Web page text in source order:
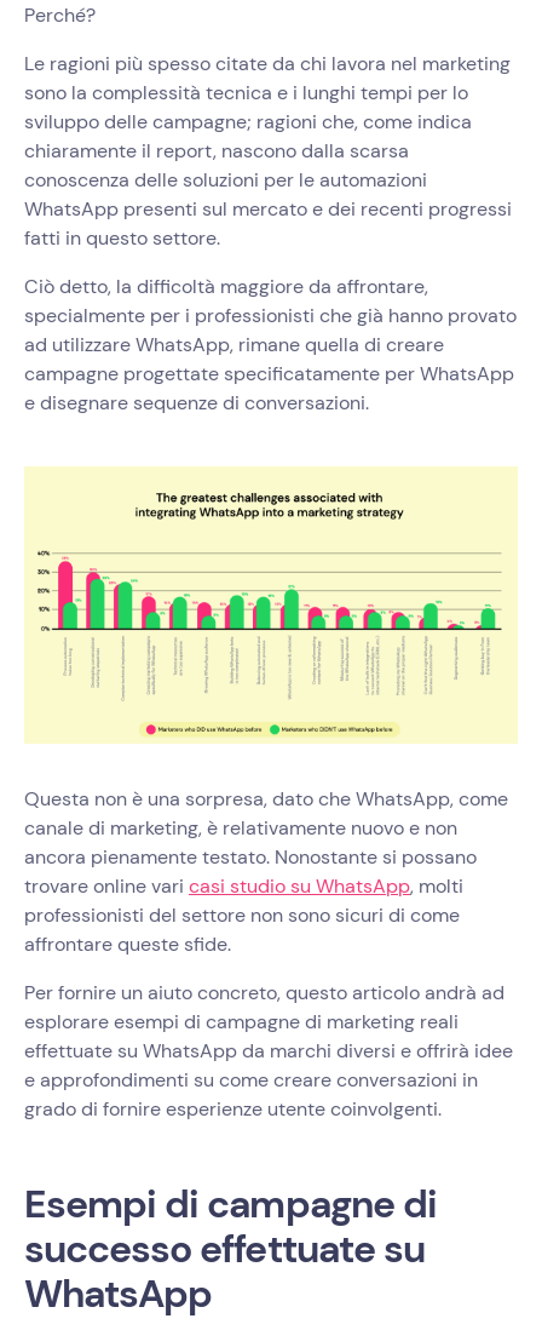
Perché?
Le ragioni più spesso citate da chi lavora nel marketing
sono la complessità tecnica e i lunghi tempi per lo
sviluppo delle campagne; ragioni che, come indica
chiaramente il report, nascono dalla scarsa
conoscenza delle soluzioni per le automazioni
WhatsApp presenti sul mercato e dei recenti progressi
fatti in questo settore.
Ciò detto, la difficoltà maggiore da affrontare,
specialmente per i professionisti che già hanno provato
ad utilizzare WhatsApp, rimane quella di creare
campagne progettate specificatamente per WhatsApp
e disegnare sequenze di conversazioni.
Questa non è una sorpresa, dato che WhatsApp, come
canale di marketing, è relativamente nuovo e non
ancora pienamente testato. Nonostante si possano
trovare online vari casi studio su WhatsApp, molti
professionisti del settore non sono sicuri di come
affrontare queste sfide.
Per fornire un aiuto concreto, questo articolo andrà ad
esplorare esempi di campagne di marketing reali
effettuate su WhatsApp da marchi diversi e offrirà idee
e approfondimenti su come creare conversazioni in
grado di fornire esperienze utente coinvolgenti.
Esempi di campagne di
successo effettuate su
WhatsApp